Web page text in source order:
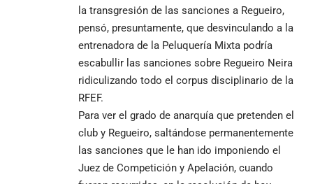
la transgresión de las sanciones a Regueiro,
pensó, presuntamente, que desvinculando a la
entrenadora de la Peluquería Mixta podría
escabullir las sanciones sobre Regueiro Neira
ridiculizando todo el corpus disciplinario de la
RFEF.
Para ver el grado de anarquía que pretenden el
club y Regueiro, saltándose permanentemente
las sanciones que le han ido imponiendo el
Juez de Competición y Apelación, cuando